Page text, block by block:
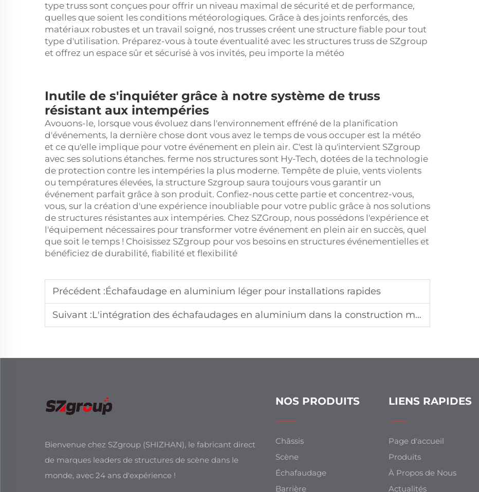
type truss sont conçues pour offrir un niveau maximal de sécurité et de performance,
quelles que soient les conditions météorologiques. Grâce à des joints renforcés, des
matériaux robustes et un travail soigné, nos trusses créent une structure fiable pour tout
type d'utilisation. Préparez-vous à toute éventualité avec les structures truss de SZgroup
et offrez un espace sûr et sécurisé à vos invités, peu importe la météo
Inutile de s'inquiéter grâce à notre système de truss
résistant aux intempéries
Avouons-le, lorsque vous évoluez dans l'environnement effréné de la planification
d'événements, la dernière chose dont vous avez le temps de vous occuper est la météo
et ce qu'elle implique pour votre événement en plein air. C'est là qu'intervient SZgroup
avec ses solutions étanches. ferme nos structures sont Hy-Tech, dotées de la technologie
de protection contre les intempéries la plus moderne. Tempête de pluie, vents violents
ou températures élevées, la structure Szgroup saura toujours vous garantir un
événement parfait grâce à son produit. Confiez-nous cette partie et concentrez-vous,
vous, sur la création d'une expérience inoubliable pour votre public grâce à nos solutions
de structures résistantes aux intempéries. Chez SZGroup, nous possédons l'expérience et
l'équipement nécessaires pour transformer votre événement en plein air en succès, quel
que soit le temps ! Choisissez SZgroup pour vos besoins en structures événementielles et
bénéficiez de durabilité, fiabilité et flexibilité
Précédent :Échafaudage en aluminium léger pour installations rapides
Suivant :L'intégration des échafaudages en aluminium dans la construction modulaire
Bienvenue chez SZgroup (SHIZHAN), le fabricant direct
de marques leaders de structures de scène dans le
monde, avec 24 ans d'expérience !
NOS PRODUITS
Châssis
Scène
Échafaudage
Barrière
LIENS RAPIDES
Page d'accueil
Produits
À Propos de Nous
Actualités